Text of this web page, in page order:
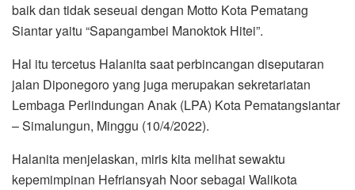
baik dan tidak seseuai dengan Motto Kota Pematang
Siantar yaitu “Sapangambei Manoktok Hitei”.
Hal itu tercetus Halanita saat perbincangan diseputaran
jalan Diponegoro yang juga merupakan sekretariatan
Lembaga Perlindungan Anak (LPA) Kota Pematangsiantar
– Simalungun, Minggu (10/4/2022).
Halanita menjelaskan, miris kita melihat sewaktu
kepemimpinan Hefriansyah Noor sebagai Walikota